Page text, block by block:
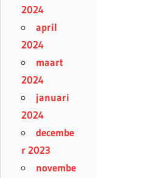
2024
april
2024
maart
2024
januari
2024
decembe
r 2023
novembe